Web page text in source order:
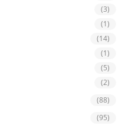
(3)
(1)
(14)
(1)
(5)
(2)
(88)
(95)